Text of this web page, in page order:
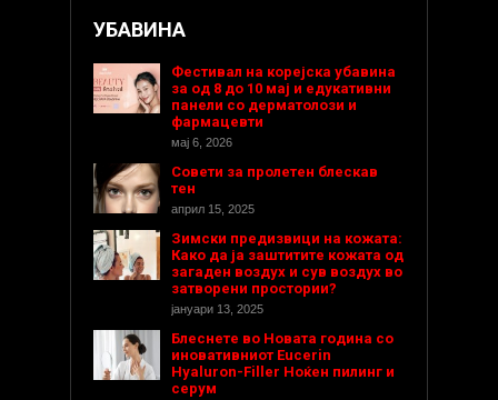
УБАВИНА
Фестивал на корејска убавина
за од 8 до 10 мај и едукативни
панели со дерматолози и
фармацевти
мај 6, 2026
Совети за пролетен блескав
тен
април 15, 2025
Зимски предизвици на кожата:
Како да ја заштитите кожата од
загаден воздух и сув воздух во
затворени простории?
јануари 13, 2025
Блеснете во Новата година со
иновативниот Eucerin
Hyaluron-Filler Ноќен пилинг и
серум